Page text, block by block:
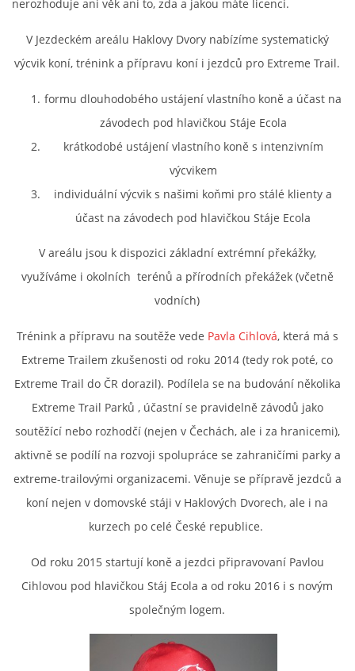
nerozhoduje ani věk ani to, zda a jakou máte licenci.
V Jezdeckém areálu Haklovy Dvory nabízíme systematický
výcvik koní, trénink a přípravu koní i jezdců pro Extreme Trail.
formu dlouhodobého ustájení vlastního koně a účast na
závodech pod hlavičkou Stáje Ecola
krátkodobé ustájení vlastního koně s intenzivním
výcvikem
individuální výcvik s našimi koňmi pro stálé klienty a
účast na závodech pod hlavičkou Stáje Ecola
V areálu jsou k dispozici základní extrémní překážky,
využíváme i okolních terénů a přírodních překážek (včetně
vodních)
Trénink a přípravu na soutěže vede Pavla Cihlová, která má s
Extreme Trailem zkušenosti od roku 2014 (tedy rok poté, co
Extreme Trail do ČR dorazil). Podílela se na budování několika
Extreme Trail Parků , účastní se pravidelně závodů jako
soutěžící nebo rozhodčí (nejen v Čechách, ale i za hranicemi),
aktivně se podílí na rozvoji spolupráce se zahraničími parky a
extreme-trailovými organizacemi. Věnuje se přípravě jezdců a
koní nejen v domovské stáji v Haklových Dvorech, ale i na
kurzech po celé České republice.
Od roku 2015 startují koně a jezdci připravovaní Pavlou
Cihlovou pod hlavičkou Stáj Ecola a od roku 2016 i s novým
společným logem.